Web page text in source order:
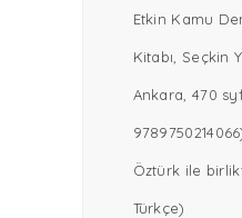
Etkin Kamu
Kitabı, Seçkin
Ankara, 470
Öztürk ile
Türkçe)